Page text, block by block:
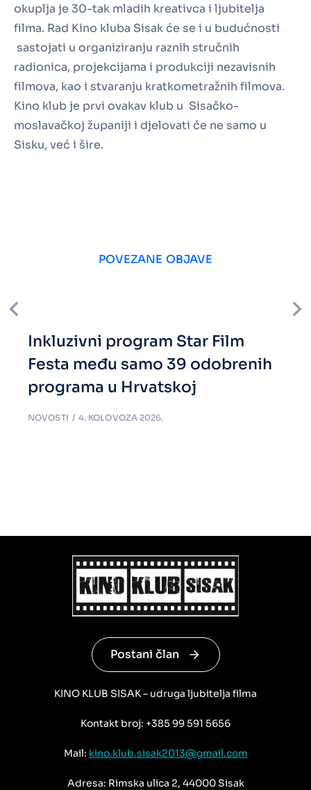
okuplja je 30-tak mladih kreativca i ljubitelja
filma. Rad Kino kluba Sisak će se i u budućnosti
sastojati u organiziranju raznih stručnih
radionica, projekcijama i produkciji nezavisnih
filmova, kao i stvaranju kratkometražnih filmova.
Kino klub je prvi ovakav klub u Sisačko-
moslavačkoj županiji i djelovati će ne samo u
Sisku, već i šire.
POVEZANE OBJAVE
Inkluzivni program Star Film
Festa među samo 39 odobrenih
programa u Hrvatskoj
NOVOSTI 4. KOLOVOZA 2026.
Postani član
KINO KLUB SISAK – udruga ljubitelja filma
Kontakt broj: +385 99 591 5656
Mail: kino.klub.sisak2013@gmail.com
Adresa: Rimska ulica 2, 44000 Sisak